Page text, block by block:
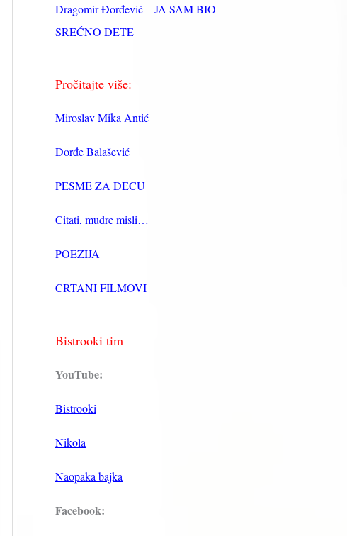
Dragomir Đorđević – JA SAM BIO
SREĆNO DETE
Pročitajte više:
Miroslav Mika Antić
Đorđe Balašević
PESME ZA DECU
Citati, mudre misli…
POEZIJA
CRTANI FILMOVI
Bistrooki tim
YouTube:
Bistrooki
Nikola
Naopaka bajka
Facebook: